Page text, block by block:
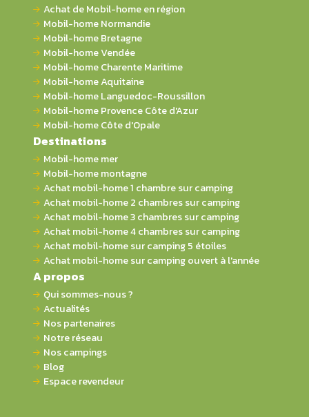
Achat de Mobil-home en région
Mobil-home Normandie
Mobil-home Bretagne
Mobil-home Vendée
Mobil-home Charente Maritime
Mobil-home Aquitaine
Mobil-home Languedoc-Roussillon
Mobil-home Provence Côte d'Azur
Mobil-home Côte d'Opale
Destinations
Mobil-home mer
Mobil-home montagne
Achat mobil-home 1 chambre sur camping
Achat mobil-home 2 chambres sur camping
Achat mobil-home 3 chambres sur camping
Achat mobil-home 4 chambres sur camping
Achat mobil-home sur camping 5 étoiles
Achat mobil-home sur camping ouvert à l'année
A propos
Qui sommes-nous ?
Actualités
Nos partenaires
Notre réseau
Nos campings
Blog
Espace revendeur